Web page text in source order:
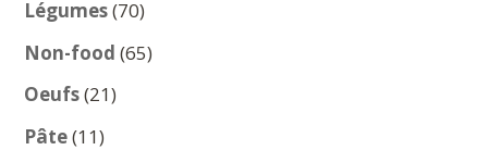
Légumes 7070
produits
Non-food 6565
Oeufs 2121
Pâte 1111